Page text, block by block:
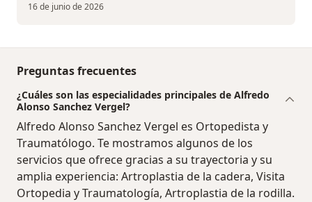
16 de junio de 2026
Preguntas frecuentes
¿Cuáles son las especialidades principales de Alfredo
Alonso Sanchez Vergel?
Alfredo Alonso Sanchez Vergel es Ortopedista y
Traumatólogo. Te mostramos algunos de los
servicios que ofrece gracias a su trayectoria y su
amplia experiencia: Artroplastia de la cadera, Visita
Ortopedia y Traumatología, Artroplastia de la rodilla.